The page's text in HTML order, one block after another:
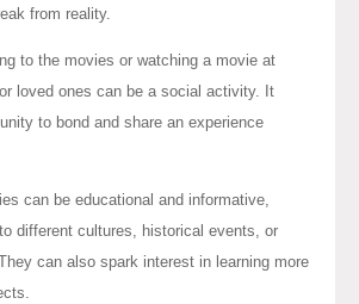
from reality.
to the movies or watching a movie at
loved ones can be a social activity. It
to bond and share an experience
can be educational and informative,
different cultures, historical events, or
can also spark interest in learning more